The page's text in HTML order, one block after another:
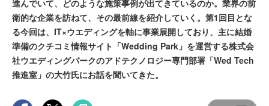
進んでいて、どのような施策事例が出てきているのか。業界の前
衛的な企業を訪ねて、その最前線を紹介していく。第1回目とな
る今回は、IT×ウエディングを軸に事業展開しており、主に結婚
準備のクチコミ情報サイト「Wedding Park」を運営する株式会
社ウエディングパークのアドテクノロジー専門部署「Wed Tech
推進室」の大竹氏にお話を聞いてきた。